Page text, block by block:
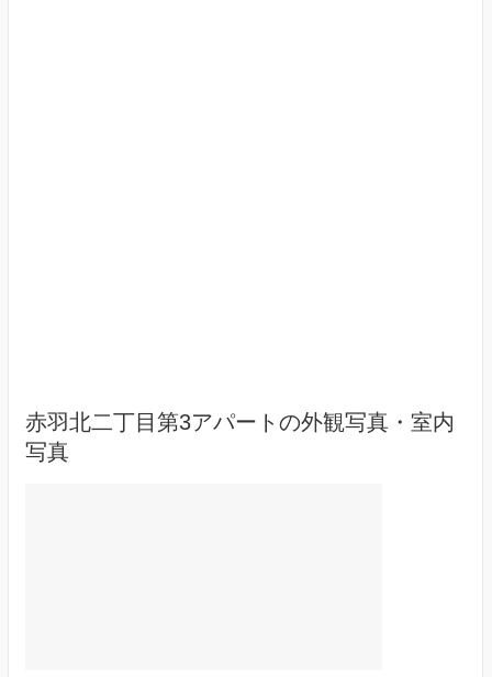
赤羽北二丁目第3アパートの外観写真・室内
写真